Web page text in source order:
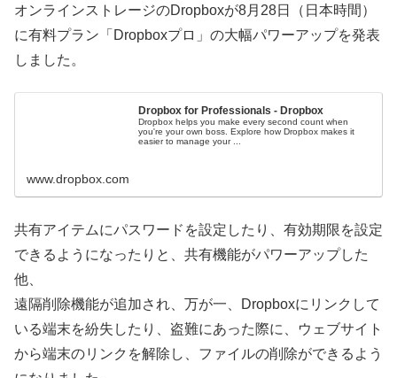
オンラインストレージのDropboxが8月28日（日本時間）
に有料プラン「Dropboxプロ」の大幅パワーアップを発表
しました。
Dropbox for Professionals - Dropbox
Dropbox helps you make every second count when
you're your own boss. Explore how Dropbox makes it
easier to manage your ...
www.dropbox.com
共有アイテムにパスワードを設定したり、有効期限を設定
できるようになったりと、共有機能がパワーアップした
他、
遠隔削除機能が追加され、万が一、Dropboxにリンクして
いる端末を紛失したり、盗難にあった際に、ウェブサイト
から端末のリンクを解除し、ファイルの削除ができるよう